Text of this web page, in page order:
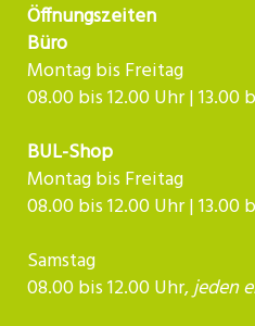
Öffnungszeiten
Büro
Montag bis Freitag
08.00 bis 12.00 Uhr | 13.00
BUL-Shop
Montag bis Freitag
08.00 bis 12.00 Uhr | 13.00
Samstag
08.00 bis 12.00 Uhr,jeden